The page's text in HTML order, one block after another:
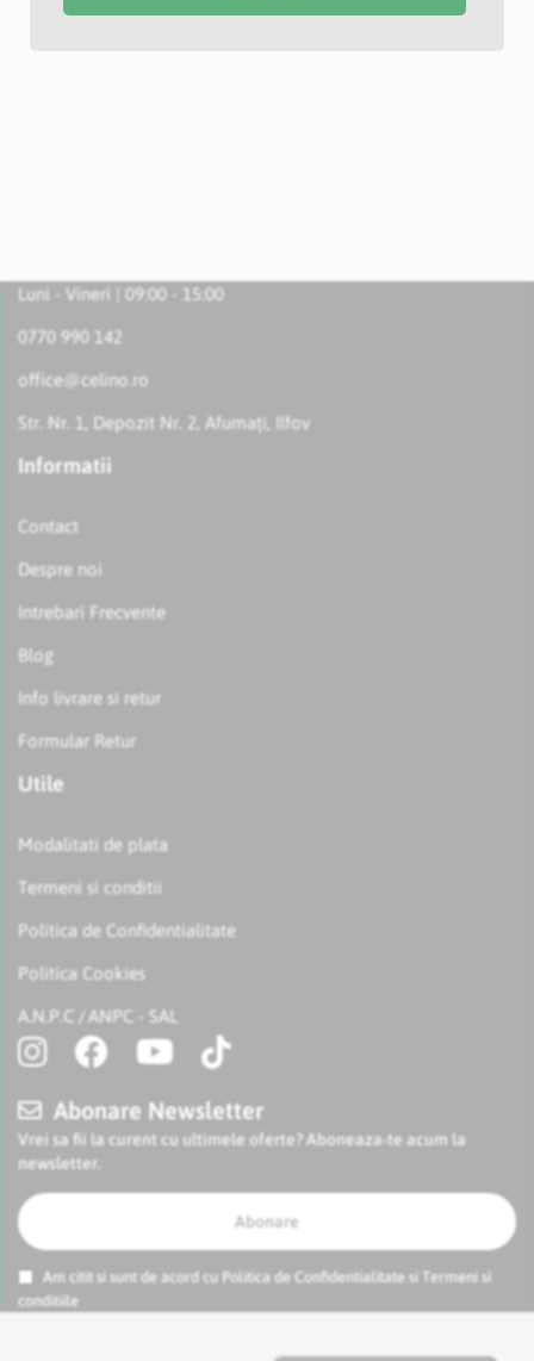
Luni - Vineri | 09:00 - 15:00
0770 990 142
office@celino.ro
Str. Nr. 1, Depozit Nr. 2, Afumați, Ilfov
Informatii
Contact
Despre noi
Intrebari Frecvente
Blog
Info livrare si retur
Formular Retur
Utile
Modalitati de plata
Termeni si conditii
Politica de Confidentialitate
Politica Cookies
A.N.P.C / ANPC - SAL
Abonare Newsletter
Vrei sa fii la curent cu ultimele oferte? Aboneaza-te acum la
newsletter.
Abonare
Am citit si sunt de acord cu Politica de Confidentialitate si
Termeni si
conditiile